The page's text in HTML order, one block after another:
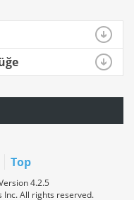
Top
4.2.5
All rights reserved.